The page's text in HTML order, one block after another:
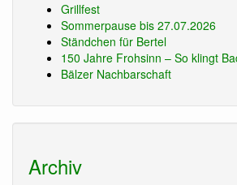
Grillfest
Sommerpause bis 27.07.2026
Ständchen für Bertel
150 Jahre Frohsinn – So klingt
Bälzer Nachbarschaft
Archiv